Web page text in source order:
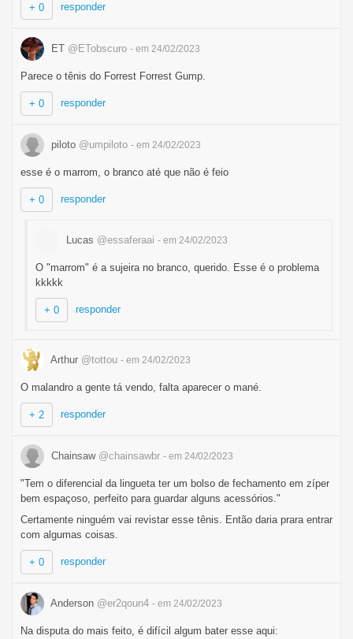
+ 0 responder
ET @ETobscuro - em 24/02/2023
Parece o tênis do Forrest Forrest Gump.
+ 0 responder
piloto @umpiloto - em 24/02/2023
esse é o marrom, o branco até que não é feio
+ 0 responder
Lucas @essaferaai - em 24/02/2023
O "marrom" é a sujeira no branco, querido. Esse é o problema
kkkkk
+ 0 responder
Arthur @tottou - em 24/02/2023
O malandro a gente tá vendo, falta aparecer o mané.
+ 2 responder
Chainsaw @chainsawbr - em 24/02/2023
"Tem o diferencial da lingueta ter um bolso de fechamento em zíper
bem espaçoso, perfeito para guardar alguns acessórios."
Certamente ninguém vai revistar esse tênis. Então daria prara entrar
com algumas coisas.
+ 0 responder
Anderson @er2qoun4 - em 24/02/2023
Na disputa do mais feito, é difícil algum bater esse aqui: